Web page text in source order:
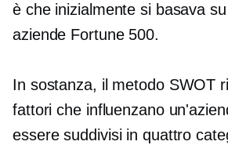
è che inizialmente si basava
aziende Fortune 500.
In sostanza, il metodo SWOT
fattori che influenzano
essere suddivisi in quattro